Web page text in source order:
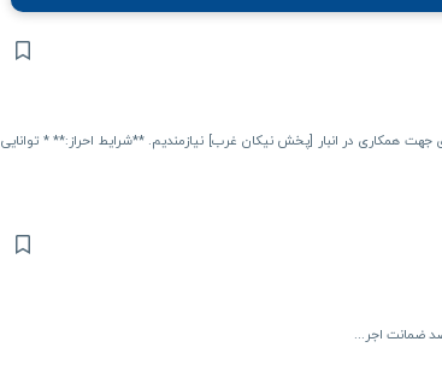
همکاری در انبار [پخش نیکان غرب] نیازمندیم. **شرایط احراز:** * توانایی